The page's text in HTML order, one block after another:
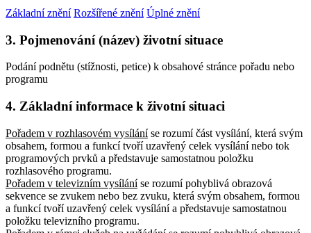
Základní znění Rozšířené znění Úplné znění
3. Pojmenování (název) životní situace
Podání podnětu (stížnosti, petice) k obsahové stránce pořadu nebo
programu
4. Základní informace k životní situaci
Pořadem v rozhlasovém vysíláníse rozumí část vysílání, která svým
obsahem, formou a funkcí tvoří uzavřený celek vysílání nebo tok
programových prvků a představuje samostatnou položku
rozhlasového programu.
Pořadem v televizním vysíláníse rozumí pohyblivá obrazová
sekvence se zvukem nebo bez zvuku, která svým obsahem, formou
a funkcí tvoří uzavřený celek vysílání a představuje samostatnou
položku televizního programu.